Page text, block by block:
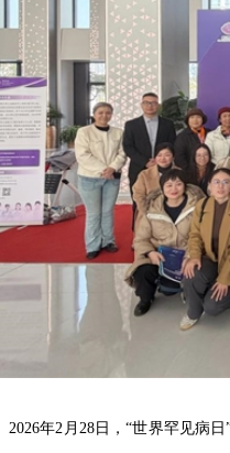
2026年2月28日，“世界罕见病